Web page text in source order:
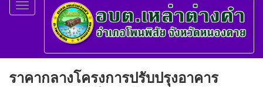
Toggle
navigation
ราคากลางโครงการปรับปรุงอาคาร